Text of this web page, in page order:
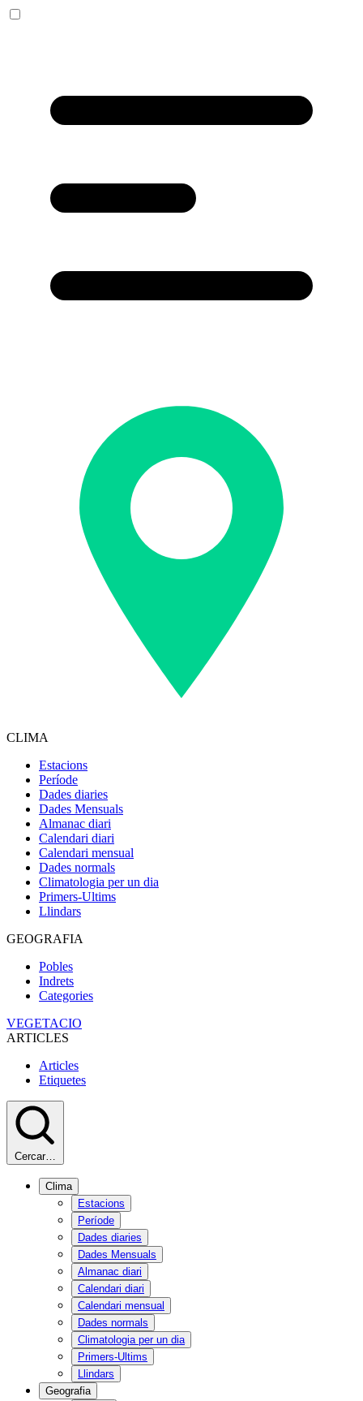
CLIMA
Estacions
Període
Dades diaries
Dades Mensuals
Almanac diari
Calendari diari
Calendari mensual
Dades normals
Climatologia per un dia
Primers-Ultims
Llindars
GEOGRAFIA
Pobles
Indrets
Categories
VEGETACIO
ARTICLES
Articles
Etiquetes
Cercar…
Clima
Estacions
Període
Dades diaries
Dades Mensuals
Almanac diari
Calendari diari
Calendari mensual
Dades normals
Climatologia per un dia
Primers-Ultims
Llindars
Geografia